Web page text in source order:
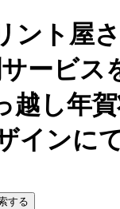
ント屋
ービ
越し年
インに